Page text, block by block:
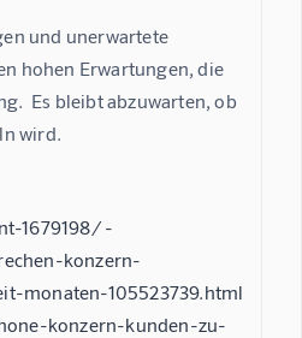
und unerwartete
hohen Erwartungen, die
Es bleibt abzuwarten, ob
wird.
1679198/ -
konzern-
monaten-105523739.html
konzern-kunden-zu-